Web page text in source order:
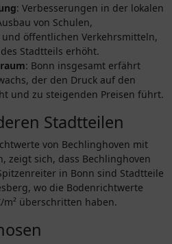
: Verbesserungen in der lokalen
von Schulen,
öffentlichen Verkehrsmitteln,
Stadtteils erhöht.
: Bonn insgesamt erfährt
der den Druck auf den
und zu steigenden Preisen führt.
Stadtteilen
von Bechlinghoven mit
zeigt sich, dass Bechlinghoven
in Bonn sind Stadtteile
wo die Bodenrichtwerte
überschritten haben.